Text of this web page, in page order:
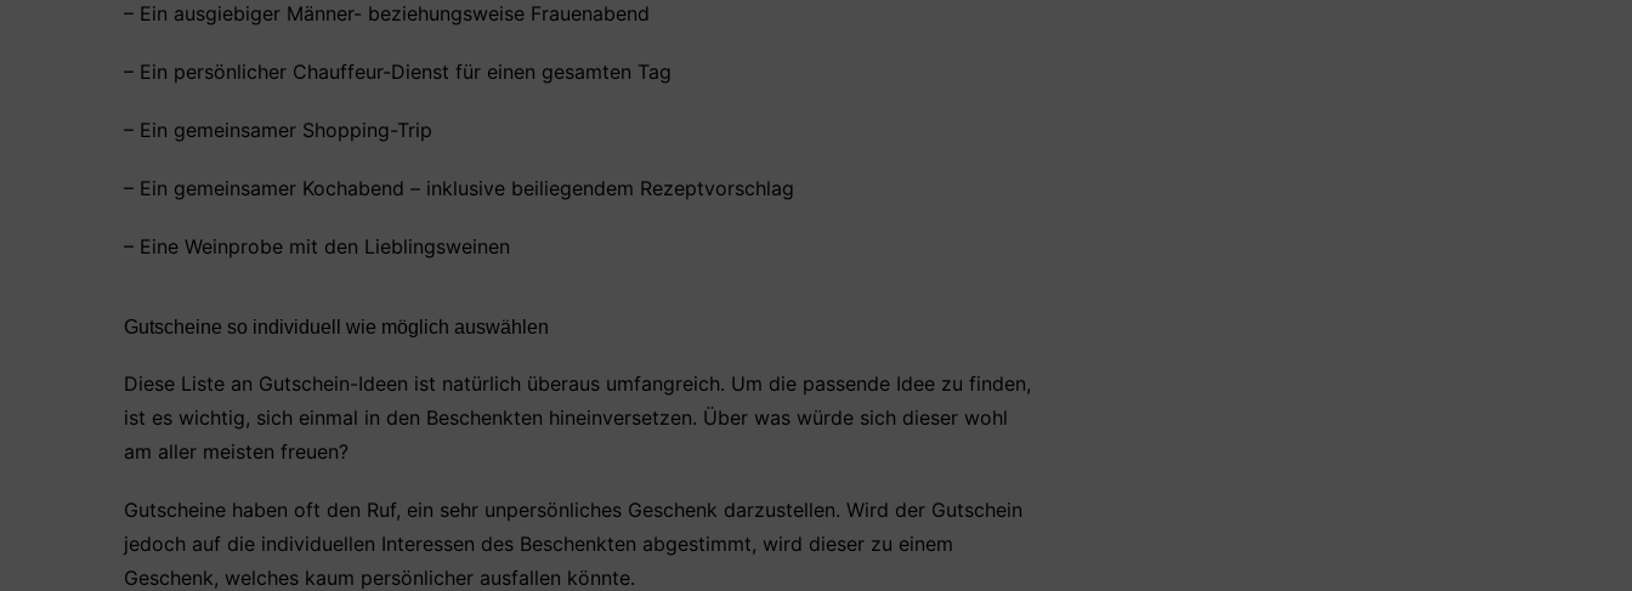
– Ein ausgiebiger Männer- beziehungsweise Frauenabend
– Ein persönlicher Chauffeur-Dienst für einen gesamten Tag
– Ein gemeinsamer Shopping-Trip
– Ein gemeinsamer Kochabend – inklusive beiliegendem Rezeptvorschlag
– Eine Weinprobe mit den Lieblingsweinen
Gutscheine so individuell wie möglich auswählen
Diese Liste an Gutschein-Ideen ist natürlich überaus umfangreich. Um die passende Idee zu finden,
ist es wichtig, sich einmal in den Beschenkten hineinversetzen. Über was würde sich dieser wohl
am aller meisten freuen?
Gutscheine haben oft den Ruf, ein sehr unpersönliches Geschenk darzustellen. Wird der Gutschein
jedoch auf die individuellen Interessen des Beschenkten abgestimmt, wird dieser zu einem
Geschenk, welches kaum persönlicher ausfallen könnte.